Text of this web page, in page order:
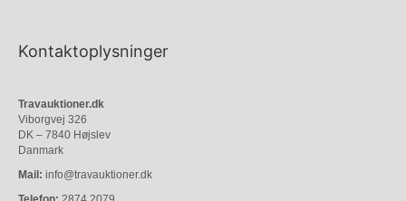
Kontaktoplysninger
Travauktioner.dk
Viborgvej 326
DK – 7840 Højslev
Danmark
Mail: info@travauktioner.dk